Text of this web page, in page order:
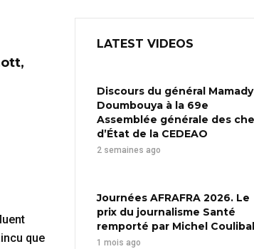
que
LATEST VIDEOS
Discours du général Mamady
Doumbouya à la 69e
Assemblée générale des
d’État de la CEDEAO
2 semaines ago
Journées AFRAFRA 2026. Le
prix du journalisme Santé
remporté par Michel
1 mois ago